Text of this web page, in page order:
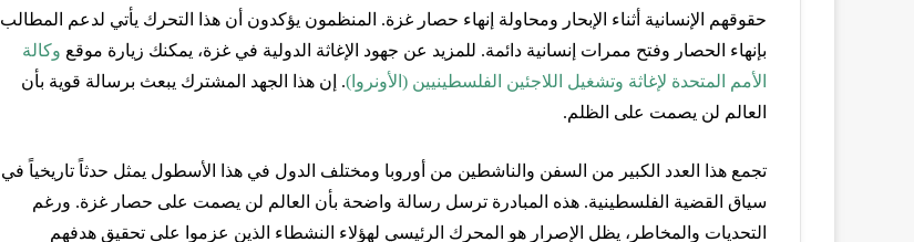
حقوقهم الإنسانية أثناء الإبحار ومحاولة إنهاء حصار غزة. المنظمون يؤكدون أن هذا التحرك يأتي لدعم المطالب
بإنهاء الحصار وفتح ممرات إنسانية دائمة. للمزيد عن جهود الإغاثة الدولية في غزة، يمكنك زيارة موقع وكالة
الأمم المتحدة لإغاثة وتشغيل اللاجئين الفلسطينيين (الأونروا). إن هذا الجهد المشترك يبعث برسالة قوية بأن
العالم لن يصمت على الظلم.
تجمع هذا العدد الكبير من السفن والناشطين من أوروبا ومختلف الدول في هذا الأسطول يمثل حدثاً تاريخياً في
سياق القضية الفلسطينية. هذه المبادرة ترسل رسالة واضحة بأن العالم لن يصمت على حصار غزة. ورغم
التحديات والمخاطر، يظل الإصرار هو المحرك الرئيسي لهؤلاء النشطاء الذين عزموا على تحقيق هدفهم